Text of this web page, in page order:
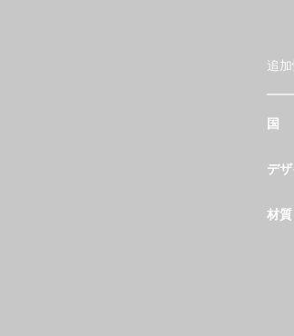
追
国
デ
材質